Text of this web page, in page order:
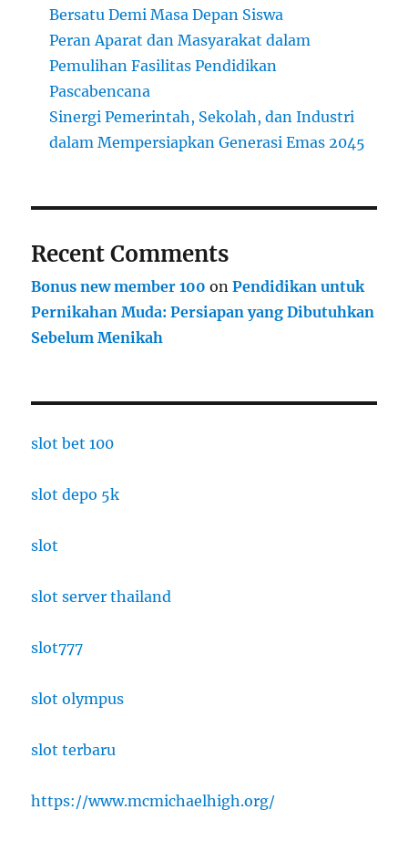
Bersatu Demi Masa Depan Siswa
Peran Aparat dan Masyarakat dalam
Pemulihan Fasilitas Pendidikan
Pascabencana
Sinergi Pemerintah, Sekolah, dan Industri
dalam Mempersiapkan Generasi Emas 2045
Recent Comments
Bonus new member 100 onPendidikan untuk
Pernikahan Muda: Persiapan yang Dibutuhkan
Sebelum Menikah
slot bet 100
slot depo 5k
slot
slot server thailand
slot777
slot olympus
slot terbaru
https://www.mcmichaelhigh.org/